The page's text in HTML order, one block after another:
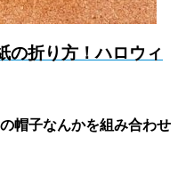
の折り方！ハロウィ
帽子なんかを組み合わせ